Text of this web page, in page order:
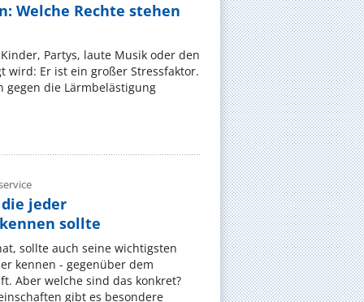
Welche Rechte stehen
Partys, laute Musik oder den
wird: Er ist ein großer Stressfaktor.
gegen die Lärmbelästigung
jeder
sollte
sollte auch seine wichtigsten
kennen - gegenüber dem
Aber welche sind das konkret?
gibt es besondere